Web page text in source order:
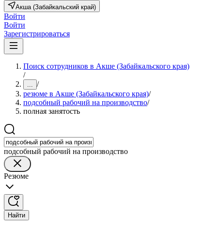
Акша (Забайкальский край)
Войти
Войти
Зарегистрироваться
Поиск сотрудников в Акше (Забайкальского края)
/
... /
резюме в Акше (Забайкальского края)/
подсобный рабочий на производство/
полная занятость
подсобный рабочий на производство
Резюме
Найти